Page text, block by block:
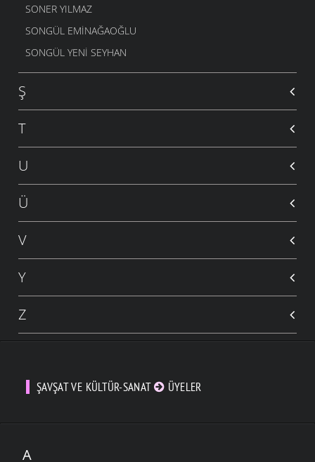
SONER YILMAZ
SONGÜL EMINAĞAOĞLU
SONGÜL YENI SEYHAN
Ş
T
U
Ü
V
Y
Z
ŞAVŞAT VE KÜLTÜR-SANAT ÜYELER
A